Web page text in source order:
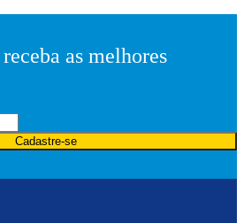
as melhores
Cadastre-se